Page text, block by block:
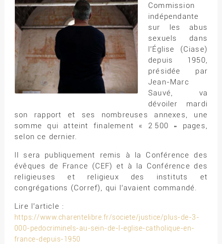
Commission
indépendante
sur les abus
sexuels dans
l’Église (Ciase)
depuis 1950,
présidée par
Jean-Marc
Sauvé, va
dévoiler mardi
son rapport et ses nombreuses annexes, une
somme qui atteint finalement « 2 500 » pages,
selon ce dernier.
Il sera publiquement remis à la Conférence des
évêques de France (CEF) et à la Conférence des
religieuses et religieux des instituts et
congrégations (Corref), qui l’avaient commandé.
Lire l’article :
https://www.charentelibre.fr/societe/justice/plus-de-3-
000-pedocriminels-au-sein-de-l-eglise-catholique-en-
france-depuis-1950